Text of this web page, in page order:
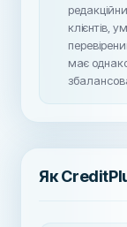
клієнтів,
має
Як